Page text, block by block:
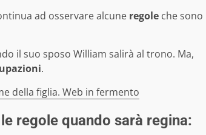
ad osservare alcune regole che sono
il suo sposo William salirà al trono. Ma,
.
della figlia. Web in fermento
regole quando sarà regina: